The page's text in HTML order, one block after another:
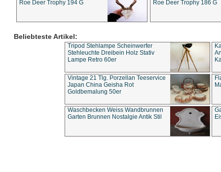
Roe Deer Trophy 194 G
Roe Deer Trophy 186 G
Beliebteste Artikel:
Tripod Stehlampe Scheinwerfer
Stehleuchte Dreibein Holz Stativ
Lampe Retro 60er
Vintage 21 Tlg. Porzellan Teeservice
Japan China Geisha Rot
Goldbemalung 50er
Waschbecken Weiss Wandbrunnen
Garten Brunnen Nostalgie Antik Stil